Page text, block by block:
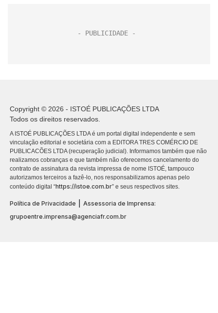
Copyright © 2026 - ISTOÉ PUBLICAÇÕES LTDA
Todos os direitos reservados.
A ISTOÉ PUBLICAÇÕES LTDA é um portal digital independente e sem
vinculação editorial e societária com a EDITORA TRES COMÉRCIO DE
PUBLICACÕES LTDA (recuperação judicial). Informamos também que não
realizamos cobranças e que também não oferecemos cancelamento do
contrato de assinatura da revista impressa de nome ISTOÉ, tampouco
autorizamos terceiros a fazê-lo, nos responsabilizamos apenas pelo
conteúdo digital “https://istoe.com.br” e seus respectivos sites.
Política de Privacidade
Assessoria de Imprensa:
grupoentre.imprensa@agenciafr.com.br